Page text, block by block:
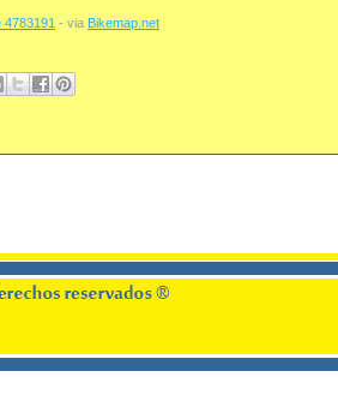
- via Bikemap.net